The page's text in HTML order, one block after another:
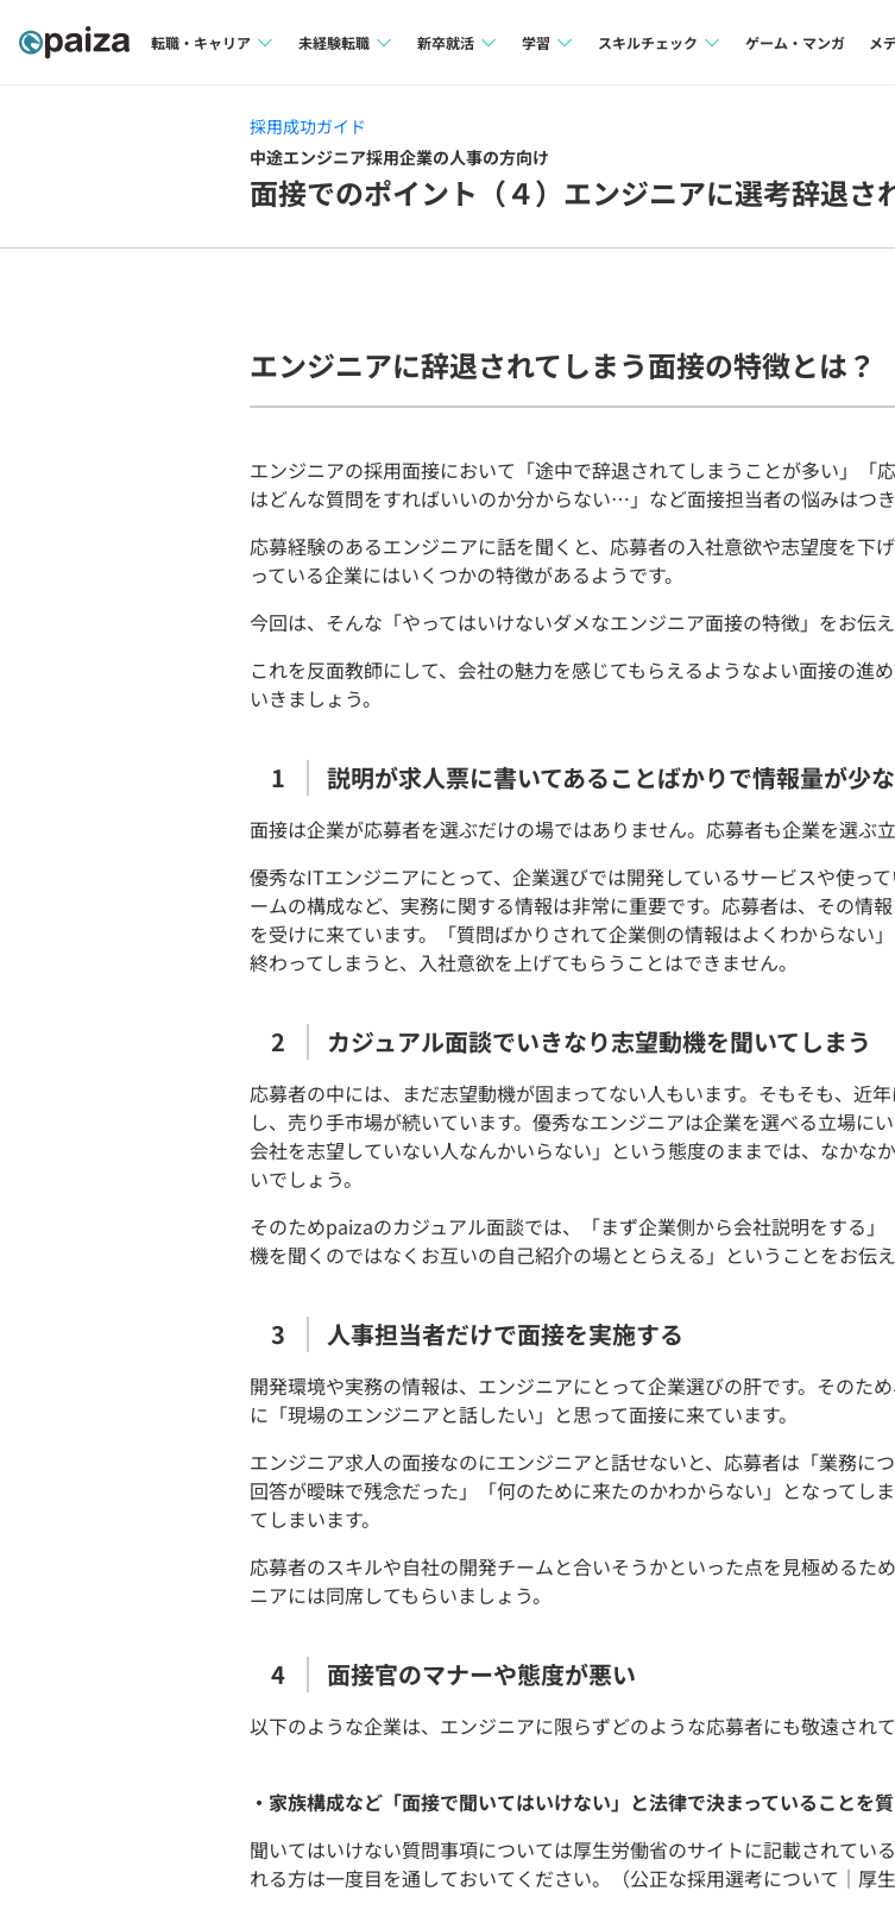
転職・キャリア
インタビュー
未経験転職
求人検索
インタビュー
新卒就活
インターン
インタビュー
学習
問題集
プラン
法人向けプラン
学校向けプラン
契約内容・クーポン
スキルチェック ゲーム・マンガ メ
採用成功ガイド
中途エンジニア採用企業の人事の方向け
面接でのポイント（４）エンジニアに選考辞退さ
エンジニアに辞退されてしまう面接の特徴とは？
エンジニアの採用面接において「途中で辞退されてしまうことが多い」「
はどんな質問をすればいいのか分からない…」など面接担当者の悩みはつき
応募経験のあるエンジニアに話を聞くと、応募者の入社意欲や志望度を下
っている企業にはいくつかの特徴があるようです。
今回は、そんな「やってはいけないダメなエンジニア面接の特徴」をお伝え
これを反面教師にして、会社の魅力を感じてもらえるようなよい面接の進
いきましょう。
説明が求人票に書いてあることばかりで情報量が少
面接は企業が応募者を選ぶだけの場ではありません。応募者も企業を選ぶ立
優秀なITエンジニアにとって、企業選びでは開発しているサービスや使っ
ームの構成など、実務に関する情報は非常に重要です。応募者は、その情
を受けに来ています。「質問ばかりされて企業側の情報はよくわからない
終わってしまうと、入社意欲を上げてもらうことはできません。
カジュアル面談でいきなり志望動機を聞いてしまう
応募者の中には、まだ志望動機が固まってない人もいます。そもそも、近
し、売り手市場が続いています。優秀なエンジニアは企業を選べる立場に
会社を志望していない人なんかいらない」という態度のままでは、なかな
いでしょう。
そのためpaizaのカジュアル面談では、「まず企業側から会社説明をする」
機を聞くのではなくお互いの自己紹介の場ととらえる」ということをお伝え
人事担当者だけで面接を実施する
開発環境や実務の情報は、エンジニアにとって企業選びの肝です。そのた
に「現場のエンジニアと話したい」と思って面接に来ています。
エンジニア求人の面接なのにエンジニアと話せないと、応募者は「業務に
回答が曖昧で残念だった」「何のために来たのかわからない」となってし
てしまいます。
応募者のスキルや自社の開発チームと合いそうかといった点を見極めるた
ニアには同席してもらいましょう。
面接官のマナーや態度が悪い
以下のような企業は、エンジニアに限らずどのような応募者にも敬遠されて
・家族構成など「面接で聞いてはいけない」と法律で決まっていることを
聞いてはいけない質問事項については厚生労働省のサイトに記載されてい
れる方は一度目を通しておいてください。（公正な採用選考について｜厚生